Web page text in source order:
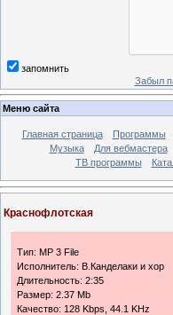
запомнить
Забыл
Меню сайта
Главная страница Программы
Музыка
Для вебмастера
ТВ программы
Краснофлотская
Тип: MP 3 File
Исполнитель: В.Канделаки и хор
Длительность: 2:35
Размер: 2.37 Mb
Качество: 128 Kbps, 44.1 KHz